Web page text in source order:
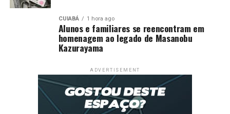
CUIABÁ 1 hora ago
Alunos e familiares se reencontram em
homenagem ao legado de Masanobu
Kazurayama
ADVERTISEMENT